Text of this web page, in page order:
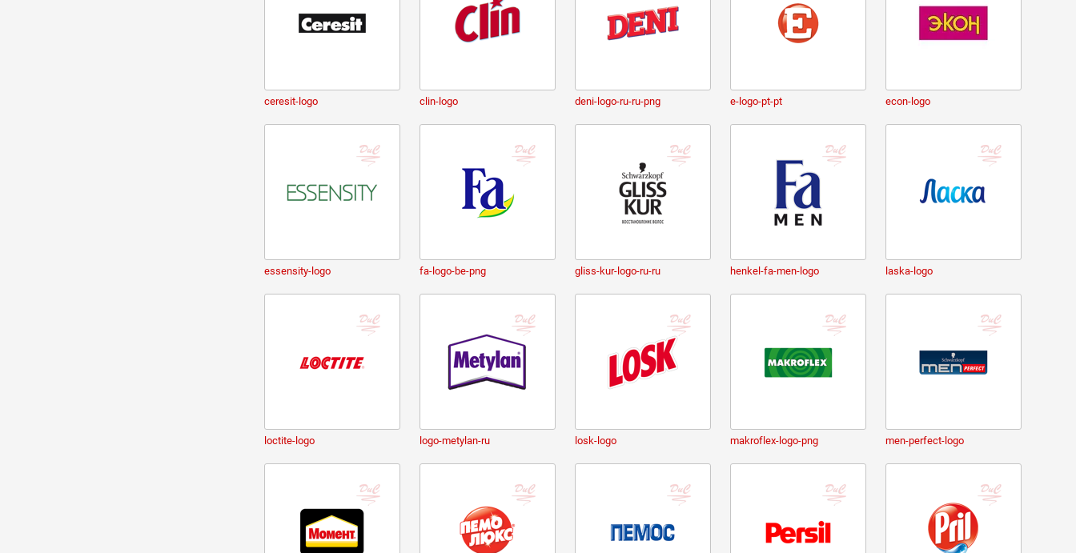
ceresit-logo clin-logo deni-logo-ru-ru-png e-logo-pt-pt econ-logo
essensity-logo fa-logo-be-png gliss-kur-logo-ru-ru henkel-fa-men-logo laska-logo
loctite-logo logo-metylan-ru losk-logo makroflex-logo-png men-perfect-logo